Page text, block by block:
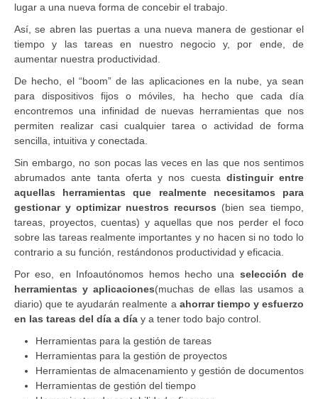
lugar a una nueva forma de concebir el trabajo.
Así, se abren las puertas a una nueva manera de gestionar el
tiempo y las tareas en nuestro negocio y, por ende, de
aumentar nuestra productividad.
De hecho, el “boom” de las aplicaciones en la nube, ya sean
para dispositivos fijos o móviles, ha hecho que cada día
encontremos una infinidad de nuevas herramientas que nos
permiten realizar casi cualquier tarea o actividad de forma
sencilla, intuitiva y conectada.
Sin embargo, no son pocas las veces en las que nos sentimos
abrumados ante tanta oferta y nos cuesta distinguir entre
aquellas herramientas que realmente necesitamos para
gestionar y optimizar nuestros recursos (bien sea tiempo,
tareas, proyectos, cuentas) y aquellas que nos perder el foco
sobre las tareas realmente importantes y no hacen si no todo lo
contrario a su función, restándonos productividad y eficacia.
Por eso, en Infoautónomos hemos hecho una selección de
herramientas y aplicaciones(muchas de ellas las usamos a
diario) que te ayudarán realmente a ahorrar tiempo y esfuerzo
en las tareas del día a día y a tener todo bajo control.
Herramientas para la gestión de tareas
Herramientas para la gestión de proyectos
Herramientas de almacenamiento y gestión de documentos
Herramientas de gestión del tiempo